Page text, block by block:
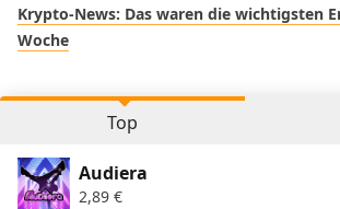
Krypto-News: Das waren die wichtigsten
Woche
Top
Audiera
2,89 €